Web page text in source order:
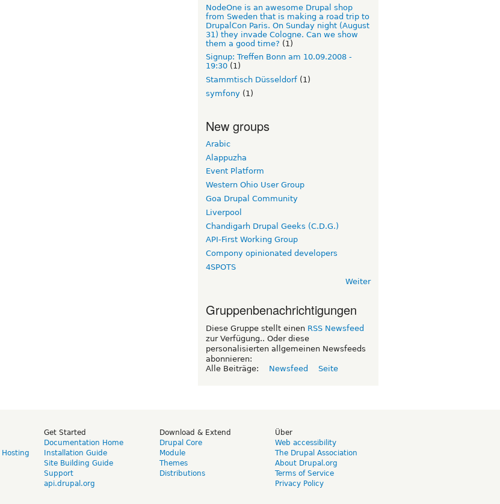
NodeOne is an awesome Drupal shop
from Sweden that is making a road trip to
DrupalCon Paris. On Sunday night (August
31) they invade Cologne. Can we show
them a good time? (1)
Signup: Treffen Bonn am 10.09.2008 -
19:30 (1)
Stammtisch Düsseldorf (1)
symfony (1)
New groups
Arabic
Alappuzha
Event Platform
Western Ohio User Group
Goa Drupal Community
Liverpool
Chandigarh Drupal Geeks (C.D.G.)
API-First Working Group
Compony opinionated developers
4SPOTS
Weiter
Gruppenbenachrichtigungen
Diese Gruppe stellt einen RSS Newsfeed
zur Verfügung.. Oder diese
personalisierten allgemeinen Newsfeeds
abonnieren:
Alle Beiträge:
Newsfeed Seite
Hosting
Get Started
Documentation Home
Installation Guide
Site Building Guide
Support
api.drupal.org
Download & Extend
Drupal Core
Module
Themes
Distributions
Über
Web accessibility
The Drupal Association
About Drupal.org
Terms of Service
Privacy Policy